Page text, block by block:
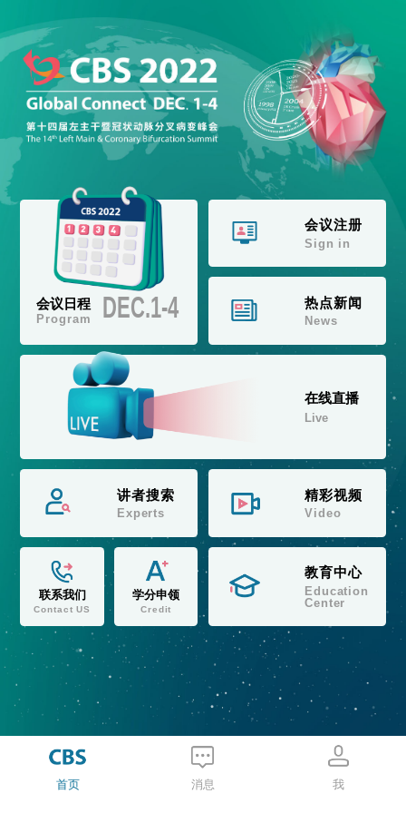
会议日程
Program DEC.1-4
会议注册
Sign in
热点新闻
News
在线直播
Live
讲者搜索
Experts
精彩视频
Video
联系我们
Contact US
学分申领
Credit
教育中心
Education
Center
首页 消息 我